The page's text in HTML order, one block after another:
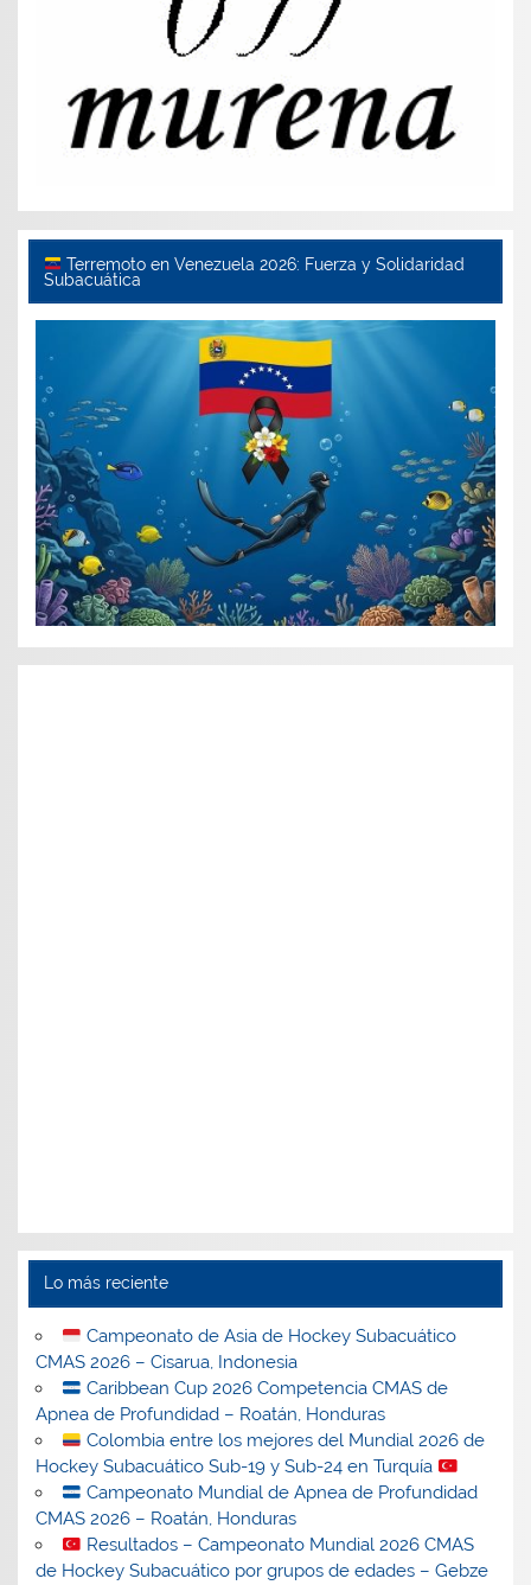
Terremoto en Venezuela 2026: Fuerza y Solidaridad
Subacuática
Lo más reciente
Campeonato de Asia de Hockey Subacuático
CMAS 2026 – Cisarua, Indonesia
Caribbean Cup 2026 Competencia CMAS de
Apnea de Profundidad – Roatán, Honduras
Colombia entre los mejores del Mundial 2026 de
Hockey Subacuático Sub-19 y Sub-24 en Turquía
Campeonato Mundial de Apnea de Profundidad
CMAS 2026 – Roatán, Honduras
Resultados – Campeonato Mundial 2026 CMAS
de Hockey Subacuático por grupos de edades – Gebze